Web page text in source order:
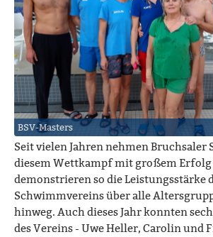
BSV-Masters
Seit vielen Jahren nehmen Bruchsaler
diesem Wettkampf mit großem
demonstrieren so die Leistungsstärke
Schwimmvereins über alle
hinweg. Auch dieses Jahr konnten
des Vereins - Uwe Heller, Carolin und